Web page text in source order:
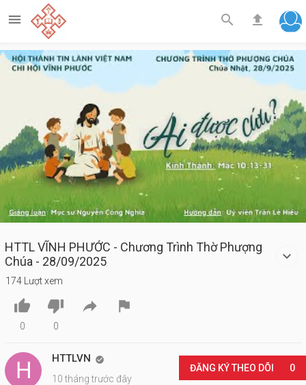
  
Play
Video
HTTL VĨNH PHƯỚC - Chương Trình Thờ Phượng
Chúa - 28/09/2025
174 Lượt xem

0

0
 
HTTLVN 
10 tháng trước đây
ĐĂNG KÝ THEO DÕI 0